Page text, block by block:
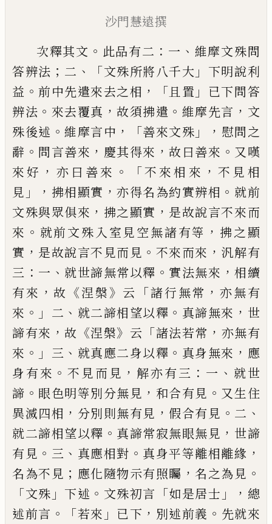
沙門慧遠撰
次釋其文 。 此品有二 ： 一 、 維摩文殊問
答辨法 ； 二 、「文殊所將八千大 」 下明說利
益 。前中先遣來去之相 ，「且置 」
已下問答
辨法 。 來去覆真 ，故須拂遣 。 維摩先言 ， 文
殊後述 。維摩言中 ，「善來文殊 」， 慰問之
辭 。 問言善來 ， 慶其得來 ，故曰善來 。 又嘆
來好 ， 亦曰善來 。「不來相來 ，不見相
見 」， 拂相顯實 ，亦得名為約實辨相 。 就前
文殊與眾俱來 ， 拂之顯實 ， 是故說言不來而
來 。 就前文殊入室見空無諸有等 ， 拂之顯
實 ， 是故說言不見而見 。 不來而來 ， 汎解有
三 ： 一 、 就世諦無常以釋 。 實法無來 ，相續
有來 ，故 《涅槃》 云 「諸行無常 ， 亦無有
來 。」 二 、 就二諦相望以釋 。 真諦無來 ， 世
諦有來 ，故 《涅槃》 云 「諸法若常 ， 亦無有
來 。」 三 、 就真應二身以釋 。 真身無來 ， 應
身有來 。不見而見 ， 解亦有三 ： 一 、 就世
諦 。 眼色明等別分無見 ， 和合有見 。 又生住
異滅四相 ， 分別則無有見 ， 假合有見 。 二 、
就二諦相望以釋 。 真諦常寂無眼無見 ， 世諦
有見 。 三 、 真應相對 。 真身平等離相離緣 ，
名為不見 ； 應化隨物示有照矚 ，名之為見 。
「文殊 」 下述 。 文殊初言 「如是居士 」， 總
述前言 。「若來 」 已下 ， 別述前義 。 先就來